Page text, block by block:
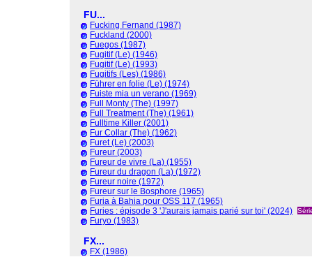
FU...
Fucking Fernand (1987)
Fuckland (2000)
Fuegos (1987)
Fugitif (Le) (1946)
Fugitif (Le) (1993)
Fugitifs (Les) (1986)
Führer en folie (Le) (1974)
Fuiste mia un verano (1969)
Full Monty (The) (1997)
Full Treatment (The) (1961)
Fulltime Killer (2001)
Fur Collar (The) (1962)
Furet (Le) (2003)
Fureur (2003)
Fureur de vivre (La) (1955)
Fureur du dragon (La) (1972)
Fureur noire (1972)
Fureur sur le Bosphore (1965)
Furia à Bahia pour OSS 117 (1965)
Furies : épisode 3 'J'aurais jamais parié sur toi' (2024)
Furyo (1983)
FX...
FX (1986)